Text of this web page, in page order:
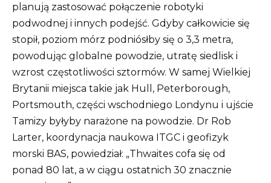
planują zastosować połączenie robotyki
podwodnej i innych podejść. Gdyby całkowicie się
stopił, poziom mórz podniósłby się o 3,3 metra,
powodując globalne powodzie, utratę siedlisk i
wzrost częstotliwości sztormów. W samej Wielkiej
Brytanii miejsca takie jak Hull, Peterborough,
Portsmouth, części wschodniego Londynu i ujście
Tamizy byłyby narażone na powodzie. Dr Rob
Larter, koordynacja naukowa ITGC i geofizyk
morski BAS, powiedział: „Thwaites cofa się od
ponad 80 lat, a w ciągu ostatnich 30 znacznie